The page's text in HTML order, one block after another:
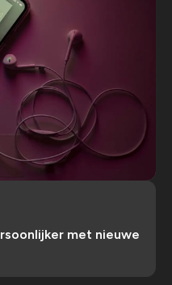
met nieuwe